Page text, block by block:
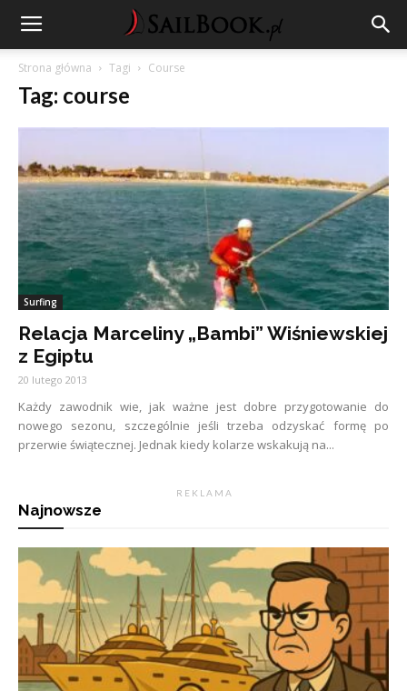
Strona główna Tagi Course
Tag: course
Surfing
Relacja Marceliny „Bambi” Wiśniewskiej
z Egiptu
20 lutego 2013
Każdy zawodnik wie, jak ważne jest dobre przygotowanie do
nowego sezonu, szczególnie jeśli trzeba odzyskać formę po
przerwie świątecznej. Jednak kiedy kolarze wskakują na...
R E K L A M A
Najnowsze